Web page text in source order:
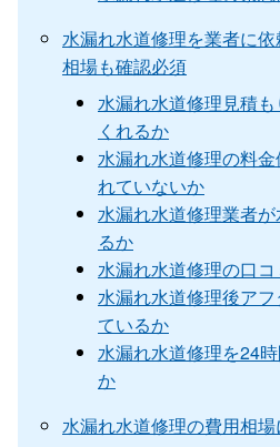
水漏れ水道修理を業者に依
相場も確認必須
水漏れ水道修理見積
くれるか
水漏れ水道修理の料
れていないか
水漏れ水道修理業者
るか
水漏れ水道修理の口
水漏れ水道修理後ア
ているか
水漏れ水道修理を24
か
水漏れ水道修理の費用相